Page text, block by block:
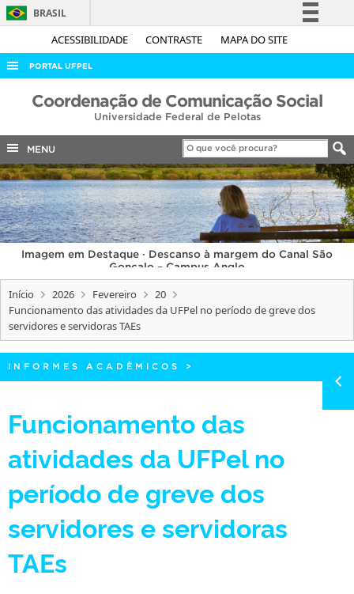
ACESSIBILIDADE CONTRASTE MAPA DO SITE
BRASIL
Simplifique!
Acesso à informação
Legislação
Canais
PORTAL UFPEL
ACESSO À INFORMAÇÃO
COBALTO
CONCURSOS
EDITAIS
INTERNACIONAL
OUVIDORIA
PORTARIAS
TELEFONES
Coordenação de Comunicação Social
Universidade Federal de Pelotas
MENU
Imagem em Destaque · Descanso à margem do Canal São
Gonçalo – Campus Anglo
Início 2026 Fevereiro
20
Funcionamento das atividades da UFPel no período de greve dos
servidores e servidoras TAEs
INFORMES ACADÊMICOS >
Funcionamento das
atividades da UFPel no
período de greve dos
servidores e servidoras
TAEs